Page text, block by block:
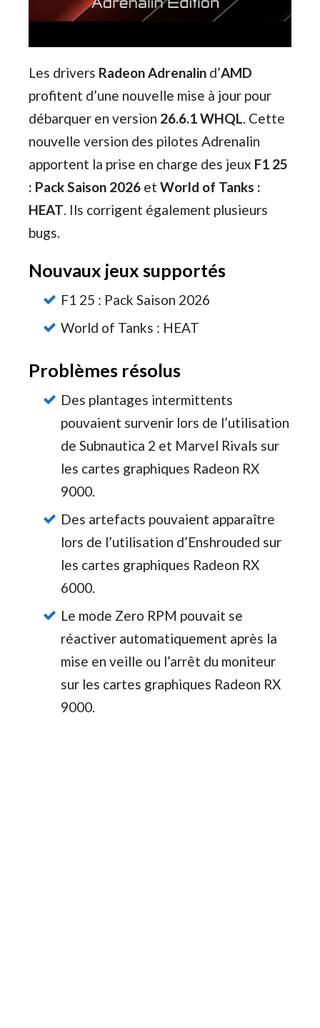
Les drivers Radeon Adrenalin d’AMD
profitent d’une nouvelle mise à jour pour
débarquer en version 26.6.1 WHQL. Cette
nouvelle version des pilotes Adrenalin
apportent la prise en charge des jeux F1 25
: Pack Saison 2026 et World of Tanks :
HEAT. Ils corrigent également plusieurs
bugs.
Nouvaux jeux supportés
F1 25 : Pack Saison 2026
World of Tanks : HEAT
Problèmes résolus
Des plantages intermittents
pouvaient survenir lors de l’utilisation
de Subnautica 2 et Marvel Rivals sur
les cartes graphiques Radeon RX
9000.
Des artefacts pouvaient apparaître
lors de l’utilisation d’Enshrouded sur
les cartes graphiques Radeon RX
6000.
Le mode Zero RPM pouvait se
réactiver automatiquement après la
mise en veille ou l’arrêt du moniteur
sur les cartes graphiques Radeon RX
9000.